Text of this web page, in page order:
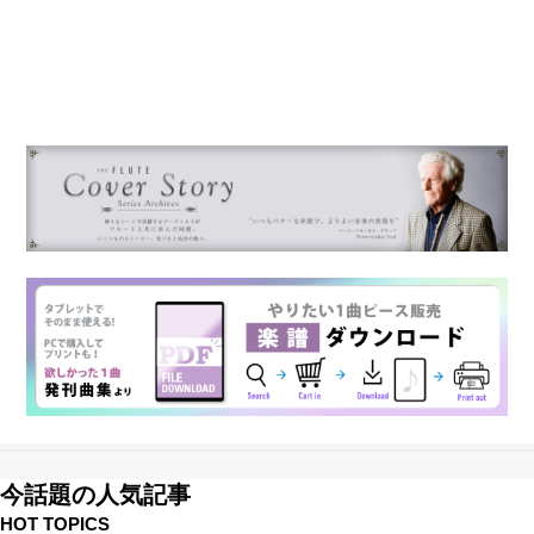
今話題の人気記事
HOT TOPICS